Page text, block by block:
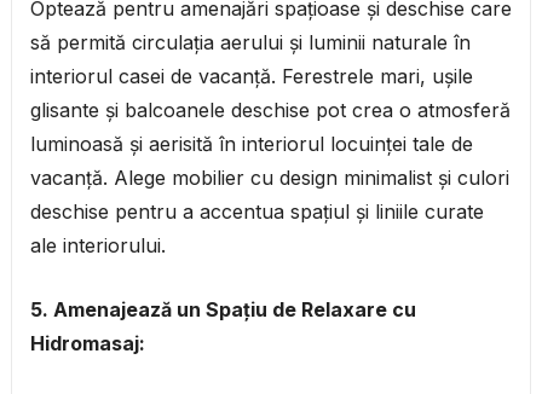
Optează pentru amenajări spațioase și deschise care
să permită circulația aerului și luminii naturale în
interiorul casei de vacanță. Ferestrele mari, ușile
glisante și balcoanele deschise pot crea o atmosferă
luminoasă și aerisită în interiorul locuinței tale de
vacanță. Alege mobilier cu design minimalist și culori
deschise pentru a accentua spațiul și liniile curate
ale interiorului.
5. Amenajează un Spațiu de Relaxare cu
Hidromasaj: